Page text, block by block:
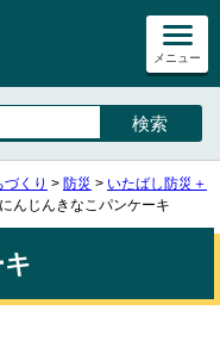
メニュー
くり > 防災 > いたばし防災＋
んじんきなこパンケーキ